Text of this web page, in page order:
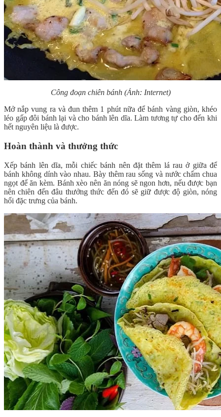
Công đoạn chiên bánh (Ảnh: Internet)
Mở nắp vung ra và đun thêm 1 phút nữa để bánh vàng giòn, khéo
léo gấp đôi bánh lại và cho bánh lên dĩa. Làm tương tự cho đến khi
hết nguyên liệu là được.
Hoàn thành và thưởng thức
Xếp bánh lên dĩa, mỗi chiếc bánh nên đặt thêm lá rau ở giữa để
bánh không dính vào nhau. Bày thêm rau sống và nước chấm chua
ngọt để ăn kèm. Bánh xèo nên ăn nóng sẽ ngon hơn, nếu được bạn
nên chiên đến đâu thưởng thức đến đó sẽ giữ được độ giòn, nóng
hổi đặc trưng của bánh.